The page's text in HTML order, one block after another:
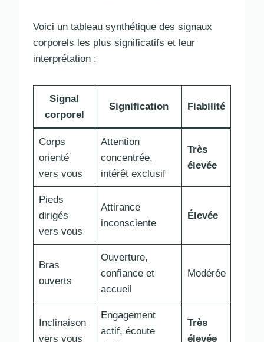
Voici un tableau synthétique des signaux
corporels les plus significatifs et leur
interprétation :
Signal
corporel
Signification Fiabilité
Corps
orienté
vers vous
Attention
concentrée,
intérêt exclusif
Très
élevée
Pieds
dirigés
vers vous
Attirance
inconsciente
Élevée
Bras
ouverts
Ouverture,
confiance et
accueil
Modérée
Inclinaison
vers vous
Engagement
actif, écoute
Très
élevée